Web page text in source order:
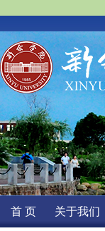
首页 关于我们